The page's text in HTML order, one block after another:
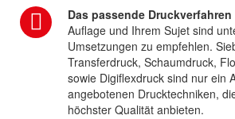
Das passende Druckverfahren
Auflage und Ihrem Sujet sind
Umsetzungen zu empfehlen.
Transferdruck, Schaumdruck,
sowie Digiflexdruck sind nur ein
angebotenen Drucktechniken,
höchster Qualität anbieten.